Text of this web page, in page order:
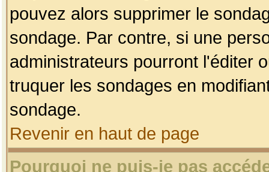
pouvez alors supprimer le
sondage. Par contre, si une
administrateurs pourront l'éditer
truquer les sondages en
sondage.
Revenir en haut de page
Pourquoi ne puis-je pas